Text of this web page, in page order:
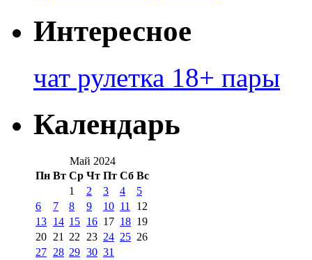
Интересное
чат рулетка 18+ пары
Календарь
Май 2024
Пн Вт Ср Чт Пт Сб Вс
1 2 3 4
5
6
7 8 9 10 11
12
13 14 15 16 17 18 19
20 21 22 23 24 25 26
27 28 29 30 31